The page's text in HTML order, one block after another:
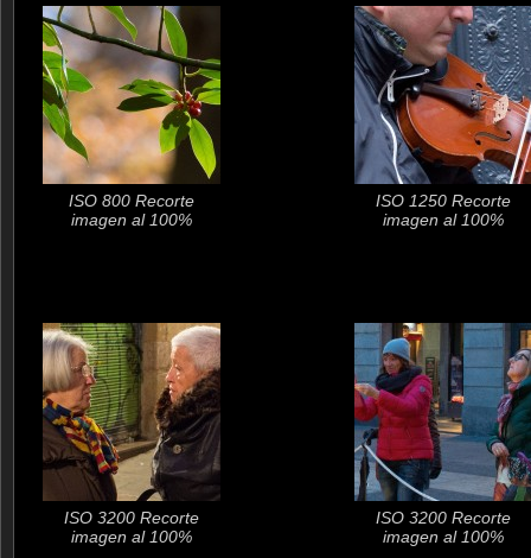
ISO 800 Recorte
imagen al 100%
ISO 1250 Recorte
imagen al 100%
ISO 3200 Recorte
imagen al 100%
ISO 3200 Recorte
imagen al 100%